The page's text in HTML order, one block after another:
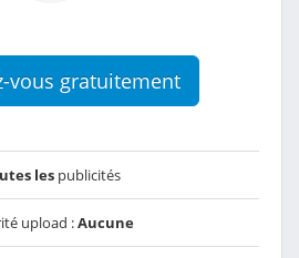
vous gratuitement
les publicités
upload :Aucune